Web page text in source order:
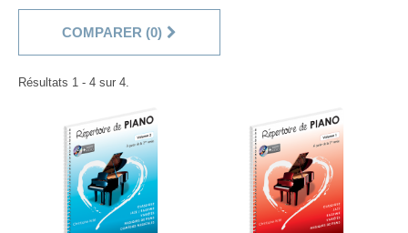
COMPARER (0)
Résultats 1 - 4 sur 4.